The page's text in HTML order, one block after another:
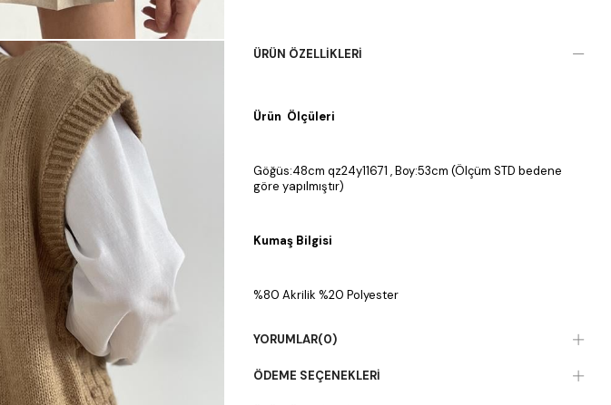
ÜRÜN ÖZELLIKLERI
Ürün Ölçüleri
Göğüs:48cm qz24y11671 , Boy:53cm (Ölçüm STD bedene
göre yapılmıştır)
Kumaş Bilgisi
%80 Akrilik %20 Polyester
YORUMLAR(0)
ÖDEME SEÇENEKLERI